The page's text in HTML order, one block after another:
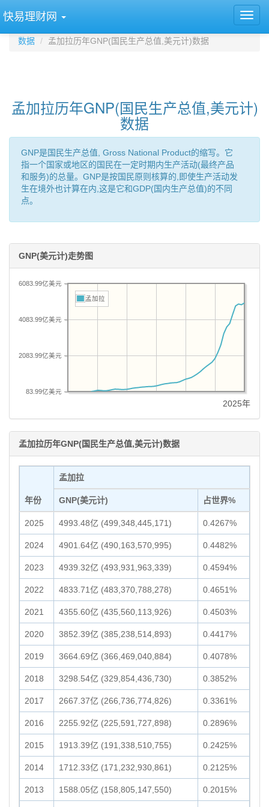
快易理财网
数据 孟加拉历年GNP(国民生产总值,美元计)数据
孟加拉历年GNP(国民生产总值,美元计)
数据
GNP是国民生产总值, Gross National Product的缩写。它
指一个国家或地区的国民在一定时期内生产活动(最终产品
和服务)的总量。GNP是按国民原则核算的,即使生产活动发
生在境外也计算在内,这是它和GDP(国内生产总值)的不同
点。
GNP(美元计)走势图
83.99亿美元
2083.99亿美元
4083.99亿美元
6083.99亿美元
孟加拉
2025年
孟加拉历年GNP(国民生产总值,美元计)数据
年份
孟加拉
GNP(美元计) 占世界%
2025 4993.48亿 (499,348,445,171) 0.4267%
2024 4901.64亿 (490,163,570,995) 0.4482%
2023 4939.32亿 (493,931,963,339) 0.4594%
2022 4833.71亿 (483,370,788,278) 0.4651%
2021 4355.60亿 (435,560,113,926) 0.4503%
2020 3852.39亿 (385,238,514,893) 0.4417%
2019 3664.69亿 (366,469,040,884) 0.4078%
2018 3298.54亿 (329,854,436,730) 0.3852%
2017 2667.37亿 (266,736,774,826) 0.3361%
2016 2255.92亿 (225,591,727,898) 0.2896%
2015 1913.39亿 (191,338,510,755) 0.2425%
2014 1712.33亿 (171,232,930,861) 0.2125%
2013 1588.05亿 (158,805,147,550) 0.2015%